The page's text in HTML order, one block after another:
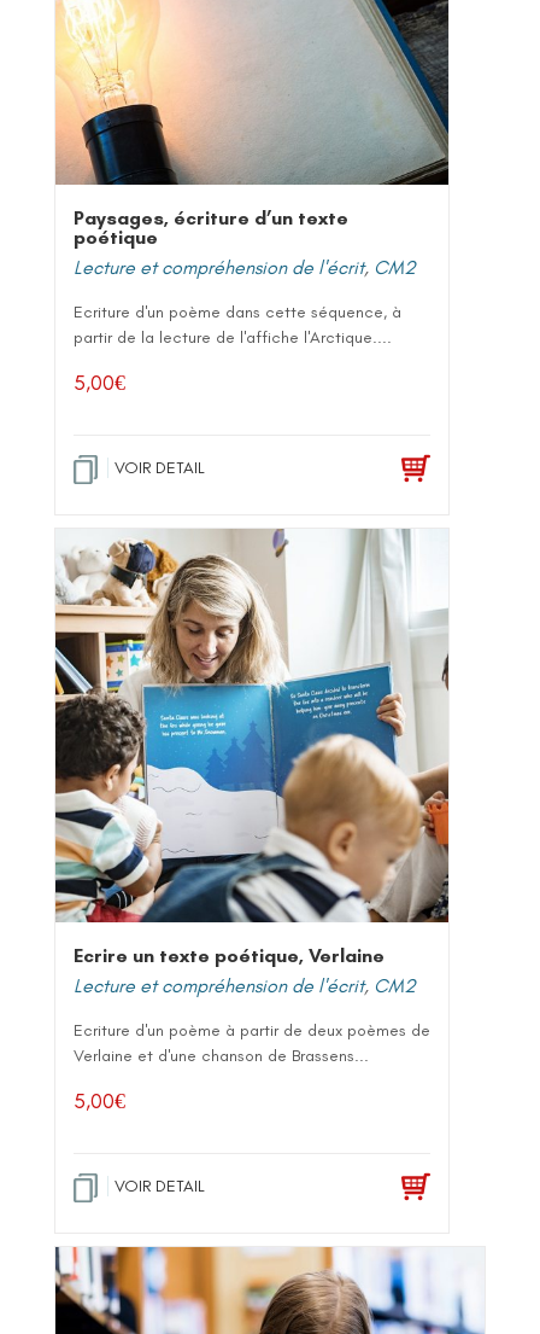
Paysages, écriture d’un texte
poétique
Lecture et compréhension de l'écrit, CM2
Ecriture d'un poème dans cette séquence, à
partir de la lecture de l'affiche l'Arctique....
5,00€
VOIR DETAIL
Ecrire un texte poétique, Verlaine
Lecture et compréhension de l'écrit, CM2
Ecriture d'un poème à partir de deux poèmes de
Verlaine et d'une chanson de Brassens...
5,00€
VOIR DETAIL